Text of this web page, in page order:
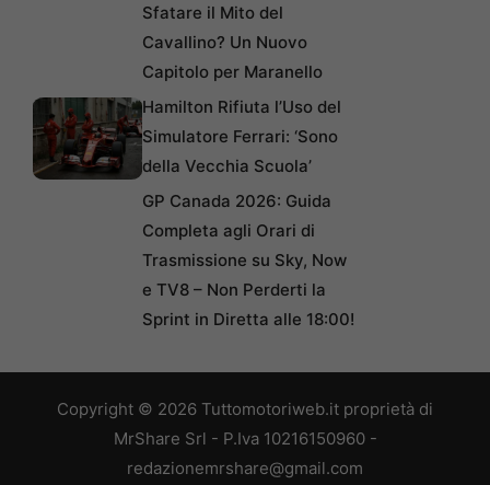
Sfatare il Mito del
Cavallino? Un Nuovo
Capitolo per Maranello
Hamilton Rifiuta l’Uso del
Simulatore Ferrari: ‘Sono
della Vecchia Scuola’
GP Canada 2026: Guida
Completa agli Orari di
Trasmissione su Sky, Now
e TV8 – Non Perderti la
Sprint in Diretta alle 18:00!
Copyright © 2026 Tuttomotoriweb.it proprietà di
MrShare Srl - P.Iva 10216150960 -
redazionemrshare@gmail.com